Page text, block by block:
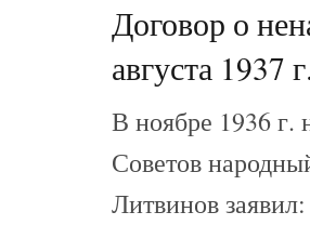
Договор о
августа 1937
В ноябре 1936 г.
Советов
Литвинов